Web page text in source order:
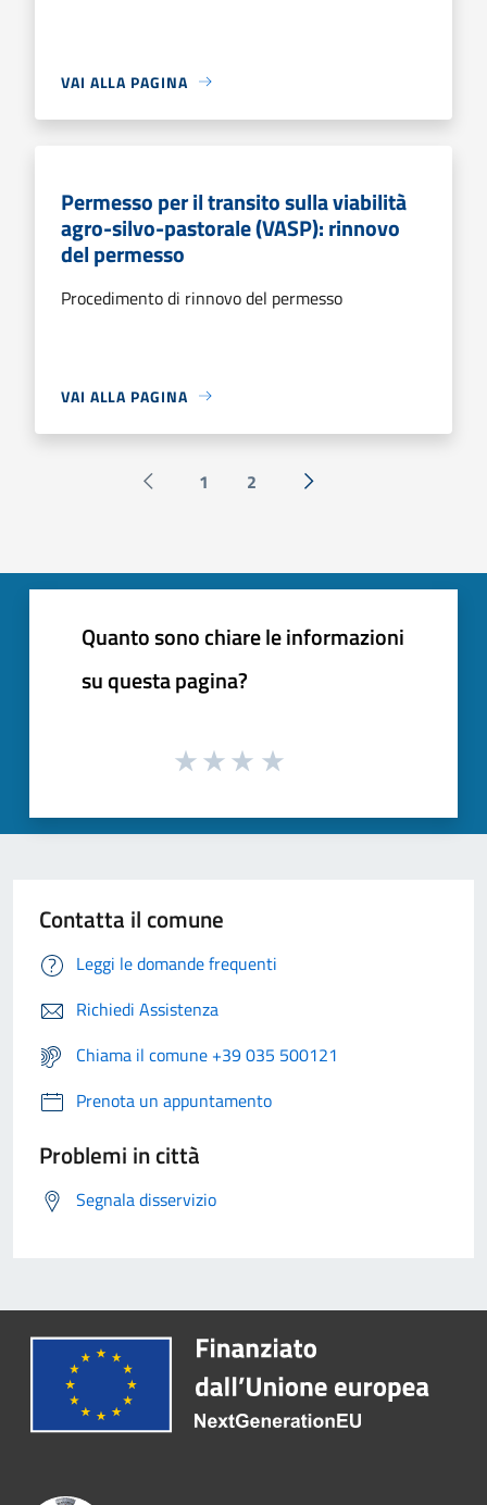
VAI ALLA PAGINA
Permesso per il transito sulla viabilità
agro-silvo-pastorale (VASP): rinnovo
del permesso
Procedimento di rinnovo del permesso
VAI ALLA PAGINA
Pagina precedente
1 2 Successiva »
Quanto sono chiare le informazioni
su questa pagina?
Contatta il comune
Leggi le domande frequenti
Richiedi Assistenza
Chiama il comune +39 035 500121
Prenota un appuntamento
Problemi in città
Segnala disservizio